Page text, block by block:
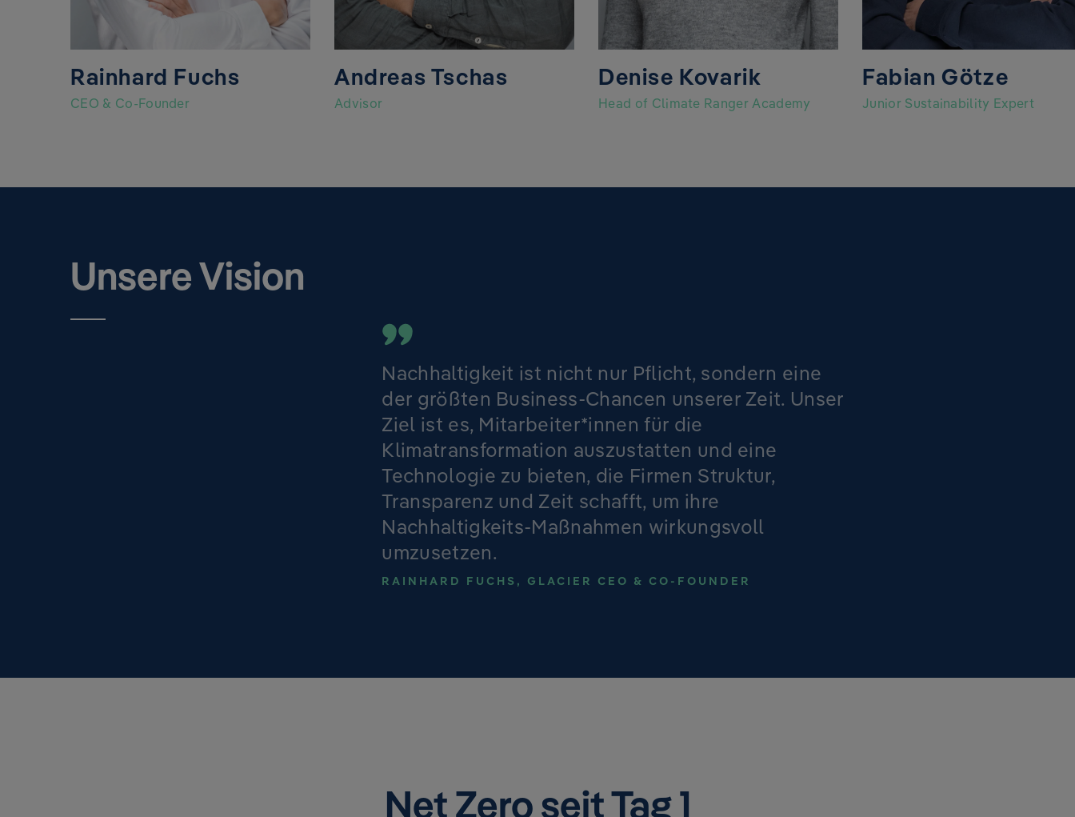
Rainhard Fuchs
CEO & Co-Founder
Andreas Tschas
Advisor
Denise Kovarik
Head of Climate Ranger Academy
Fabian Götze
Junior Sustainability Expert
Unsere Vision
Nachhaltigkeit ist nicht nur Pflicht, sondern eine
der größten Business-Chancen unserer Zeit. Unser
Ziel ist es, Mitarbeiter*innen für die
Klimatransformation auszustatten und eine
Technologie zu bieten, die Firmen Struktur,
Transparenz und Zeit schafft, um ihre
Nachhaltigkeits-Maßnahmen wirkungsvoll
umzusetzen.
RAINHARD FUCHS, GLACIER CEO & CO-FOUNDER
Net Zero seit Tag 1